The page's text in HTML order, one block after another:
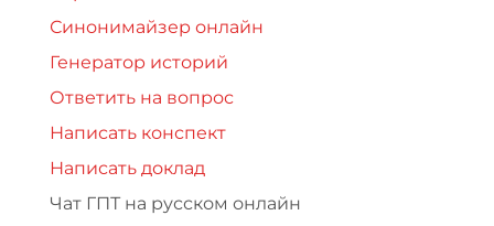
Синонимайзер онлайн
Генератор историй
Ответить на вопрос
Написать конспект
Написать доклад
Чат ГПТ на русском онлайн